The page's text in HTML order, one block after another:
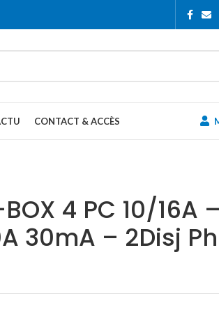
CONTACT & ACCÈS
4 PC 10/16A
30mA – 2Disj